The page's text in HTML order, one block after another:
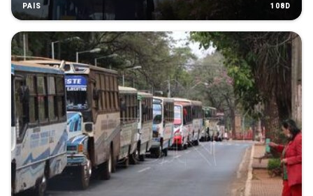
PAÍS 108D